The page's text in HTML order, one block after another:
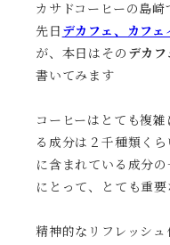
カサドコーヒーの島
先日 デカフェ、カフ
が、 本日はその デカ
書いてみます
コーヒーはとても複
る成分は２千種類く
に含まれている成分の
にとって、とても重要
精神的なリフレッシ